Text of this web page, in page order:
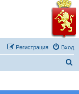
Вход
Регистрация